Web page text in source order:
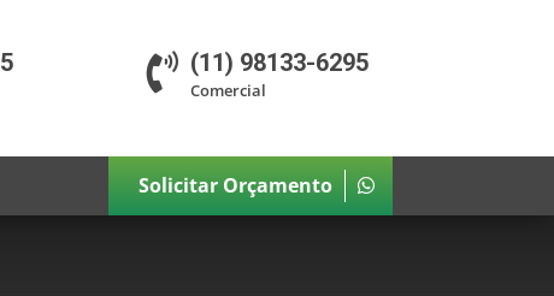
 (11) 98133-6295
Comercial
Solicitar Orçamento